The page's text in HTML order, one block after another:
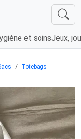
et soinsJeux,
Totebags